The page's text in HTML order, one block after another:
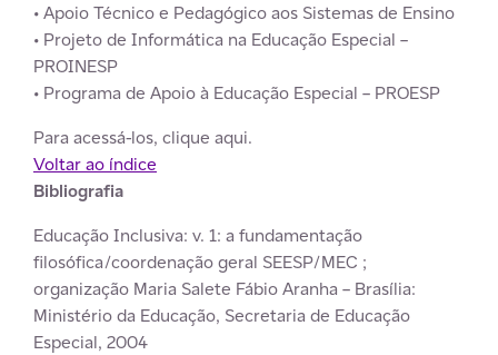
• Apoio Técnico e Pedagógico aos Sistemas de Ensino
• Projeto de Informática na Educação Especial –
PROINESP
• Programa de Apoio à Educação Especial – PROESP
Para acessá-los, clique aqui.
Voltar ao índice
Bibliografia
Educação Inclusiva: v. 1: a fundamentação
filosófica/coordenação geral SEESP/MEC ;
organização Maria Salete Fábio Aranha – Brasília:
Ministério da Educação, Secretaria de Educação
Especial, 2004